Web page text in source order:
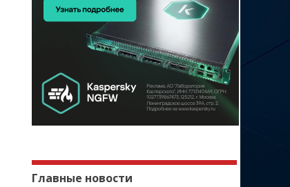
Главные новости